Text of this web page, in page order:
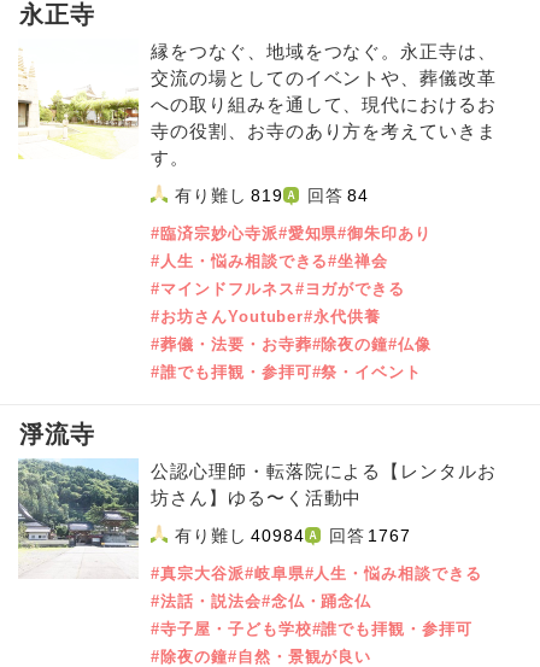
永正寺
縁をつなぐ、地域をつなぐ。永正寺は、
交流の場としてのイベントや、葬儀改革
への取り組みを通して、現代におけるお
寺の役割、お寺のあり方を考えていきま
す。
有り難し 819 回答 84
#臨済宗妙心寺派#愛知県#御朱印あり
#人生・悩み相談できる#坐禅会
#マインドフルネス#ヨガができる
#お坊さんYoutuber#永代供養
#葬儀・法要・お寺葬#除夜の鐘#仏像
#誰でも拝観・参拝可#祭・イベント
淨流寺
公認心理師・転落院による【レンタルお
坊さん】ゆる〜く活動中
有り難し 40984 回答 1767
#真宗大谷派#岐阜県#人生・悩み相談できる
#法話・説法会#念仏・踊念仏
#寺子屋・子ども学校#誰でも拝観・参拝可
#除夜の鐘#自然・景観が良い